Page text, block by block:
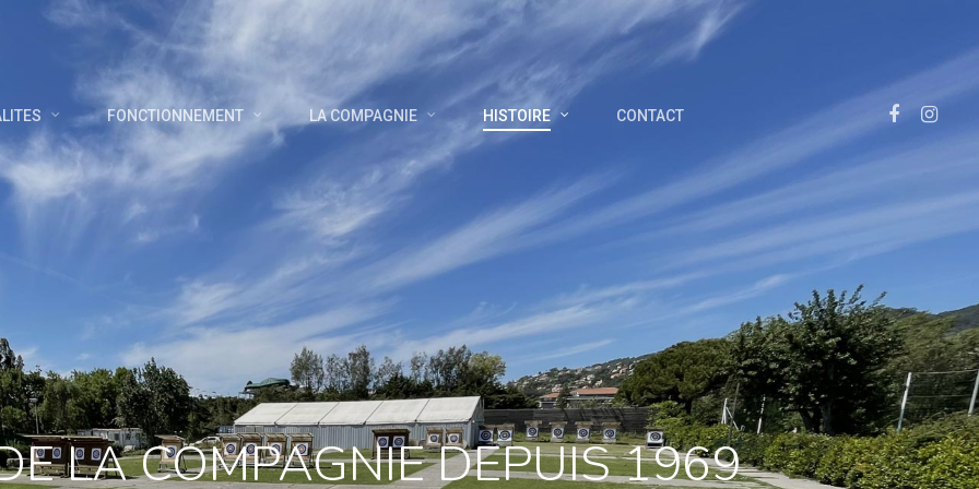
FONCTIONNEMENT LA COMPAGNIE HISTOIRE CONTACT Facebook
LA COMPAGNIE DEPUIS 1969